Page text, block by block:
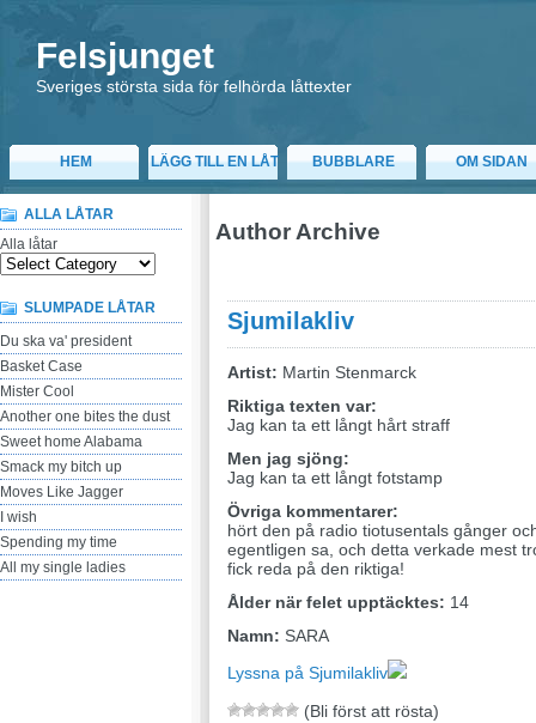
Felsjunget
Sveriges största sida för felhörda låttexter
HEM LÄGG TILL EN LÅT BUBBLARE OM SIDAN
ALLA LÅTAR
Alla låtar
SLUMPADE LÅTAR
Du ska va' president
Basket Case
Mister Cool
Another one bites the dust
Sweet home Alabama
Smack my bitch up
Moves Like Jagger
I wish
Spending my time
All my single ladies
Author Archive
Sjumilakliv
Artist: Martin Stenmarck
Riktiga texten var:
Jag kan ta ett långt hårt straff
Men jag sjöng:
Jag kan ta ett långt fotstamp
Övriga kommentarer:
hört den på radio tiotusentals gånger
egentligen sa, och detta verkade mest
fick reda på den riktiga!
Ålder när felet upptäcktes: 14
Namn: SARA
Lyssna på Sjumilakliv
(Bli först att rösta)